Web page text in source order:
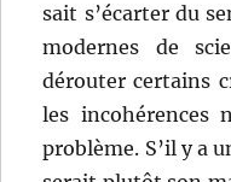
sait s’écarter du
modernes de
dérouter certains
les incohérences
problème. S’il y a